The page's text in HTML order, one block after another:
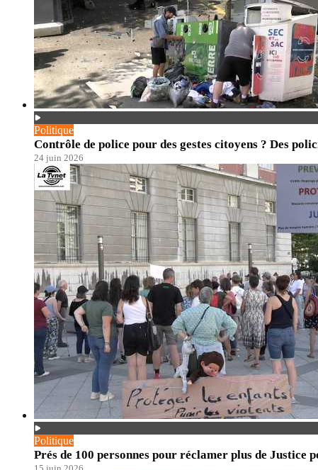
Politique
Contrôle de police pour des gestes citoyens ? Des
24 juin 2026
Politique
Prés de 100 personnes pour réclamer plus de Justice